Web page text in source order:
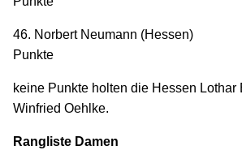
46. Norbert Neumann
Punkte
keine Punkte holten die Hessen Lothar
Winfried Oehlke.
Rangliste Damen